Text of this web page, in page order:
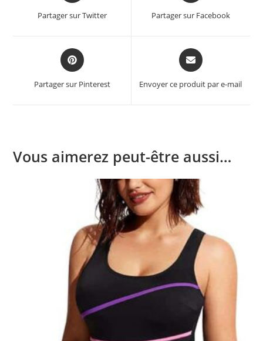
new
Partager sur Twitter Partager sur Facebook
Opens
in
Partager sur Pinterest
Opens
in
new
Envoyer ce produit par e-mail
Vous aimerez peut-être aussi…